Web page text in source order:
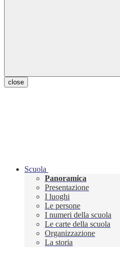
close
Scuola
Panoramica
Presentazione
I luoghi
Le persone
I numeri della scuola
Le carte della scuola
Organizzazione
La storia